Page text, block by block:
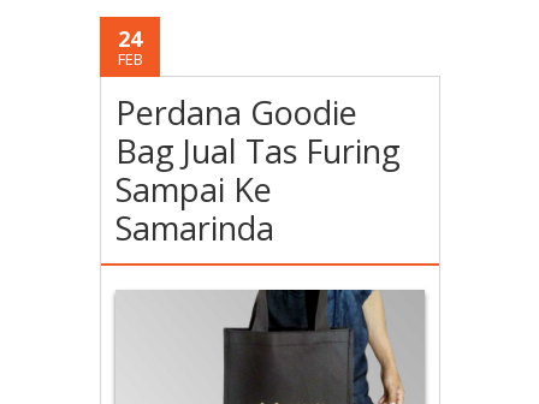
24
FEB
Perdana Goodie
Bag Jual Tas Furing
Sampai Ke
Samarinda